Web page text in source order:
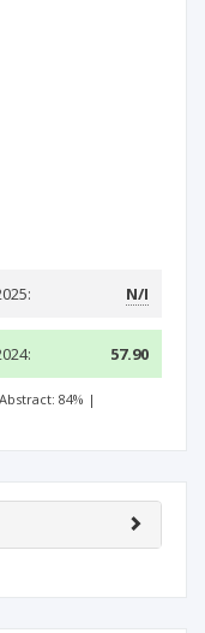
N/I
57.90
Abstract: 84% |